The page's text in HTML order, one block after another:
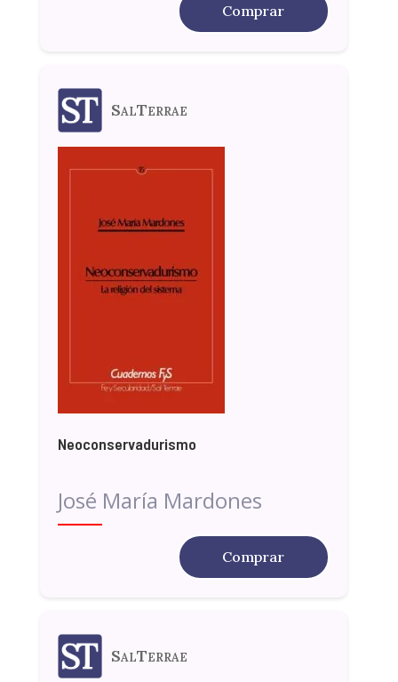
Comprar
SalTerrae
Neoconservadurismo
José María Mardones
Comprar
SalTerrae